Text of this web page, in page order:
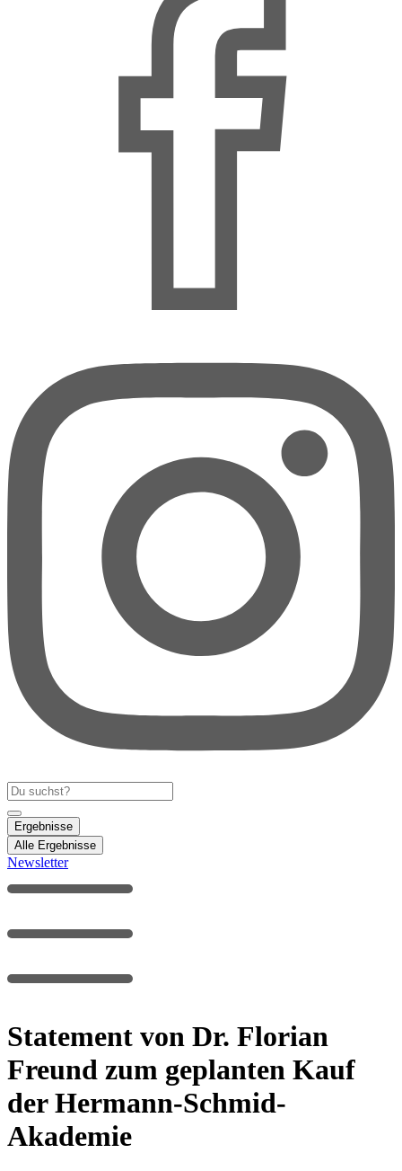
Search
...
Ergebnisse
Alle Ergebnisse
Newsletter
Statement von Dr. Florian
Freund zum geplanten Kauf
der Hermann-Schmid-
Akademie